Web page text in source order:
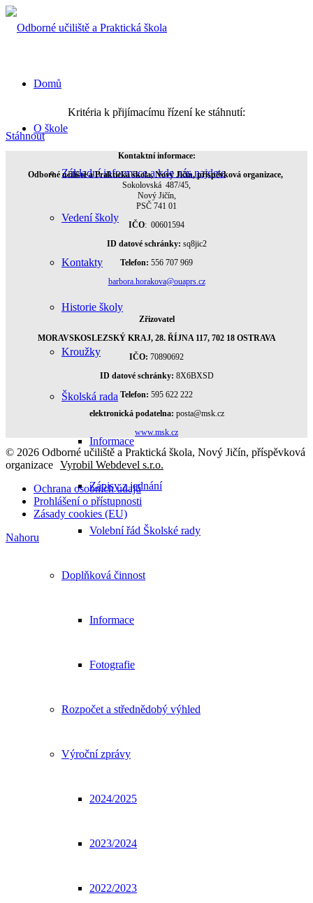
Domů
O škole
Základní informace a kde nás najdete
Vedení školy
Kontakty
Historie školy
Kroužky
Školská rada
Informace
Zápisy z jednání
Volební řád Školské rady
Doplňková činnost
Informace
Fotografie
Rozpočet a střednědobý výhled
Výroční zprávy
2024/2025
2023/2024
2022/2023
Kritéria k přijímacímu řízení ke stáhnutí:
Stáhnout
Kontaktní informace:
Odborné učiliště a Praktická škola, Nový Jičín, příspěvková organizace,
Sokolovská 487/45,
Nový Jičín,
PSČ 741 01
IČO: 00601594
ID datové schránky: sq8jic2
Telefon: 556 707 969
barbora.horakova@ouaprs.cz
Zřizovatel
MORAVSKOSLEZSKÝ KRAJ, 28. ŘÍJNA 117, 702 18 OSTRAVA
IČO: 70890692
ID datové schránky: 8X6BXSD
Telefon: 595 622 222
elektronická podatelna: posta@msk.cz
www.msk.cz
© 2026 Odborné učiliště a Praktická škola, Nový Jičín, příspěvková
organizace Vyrobil Webdevel s.r.o.
Ochrana osobních údajů
Prohlášení o přístupnosti
Zásady cookies (EU)
Nahoru